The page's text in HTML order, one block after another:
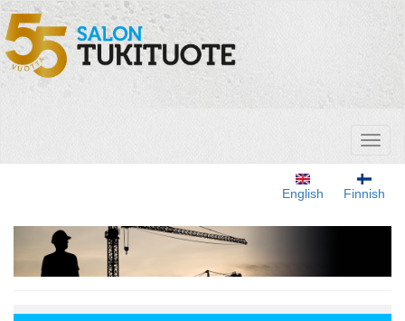
Hyppää
pääsisältöön
Finnish
English